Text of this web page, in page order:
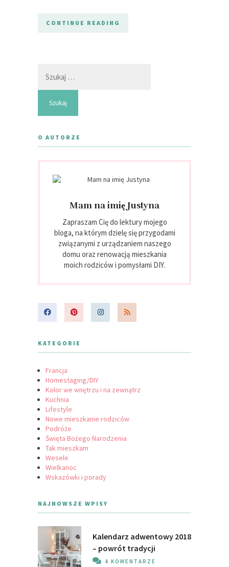
CONTINUE READING
O AUTORZE
Mam na imię Justyna
Zapraszam Cię do lektury mojego
bloga, na którym dzielę się przygodami
związanymi z urządzaniem naszego
domu oraz renowacją mieszkania
moich rodziców i pomysłami DIY.
KATEGORIE
Francja
Homestaging/DIY
Kolor we wnętrzu i na zewnątrz
Kuchnia
Lifestyle
Nowe mieszkanie rodziców
Podróże
Święta Bożego Narodzenia
Tak mieszkam
Wesele
Wielkanoc
Wskazówki i porady
NAJNOWSZE WPISY
Kalendarz adwentowy 2018
– powrót tradycji
4 KOMENTARZE